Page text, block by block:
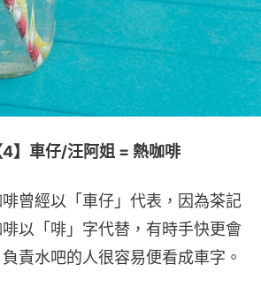
】車仔/汪阿姐 = 熱咖啡
曾經以「車仔」代表，因為茶記
以「啡」字代替，有時手快更會
責水吧的人很容易便看成車字。